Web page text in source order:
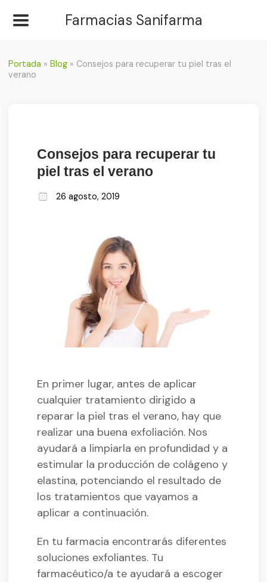
Farmacias Sanifarma
Portada »Blog » Consejos para recuperar tu piel tras el
verano
Consejos para recuperar tu
piel tras el verano
26 agosto, 2019
En primer lugar, antes de aplicar
cualquier tratamiento dirigido a
reparar la piel tras el verano, hay que
realizar una buena exfoliación. Nos
ayudará a limpiarla en profundidad y a
estimular la producción de colágeno y
elastina, potenciando el resultado de
los tratamientos que vayamos a
aplicar a continuación.
En tu farmacia encontrarás diferentes
soluciones exfoliantes. Tu
farmacéutico/a te ayudará a escoger